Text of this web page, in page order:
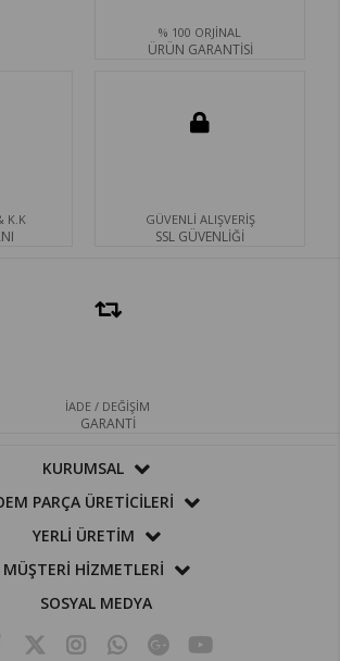
% 100 ORJİNAL
ÜRÜN GARANTİSİ
K.K GÜVENLİ ALIŞVERİŞ
SSL GÜVENLİĞİ
İADE / DEĞİŞİM
GARANTİ
KURUMSAL
PARÇA ÜRETİCİLERİ
YERLİ ÜRETİM
MÜŞTERİ HİZMETLERİ
SOSYAL MEDYA